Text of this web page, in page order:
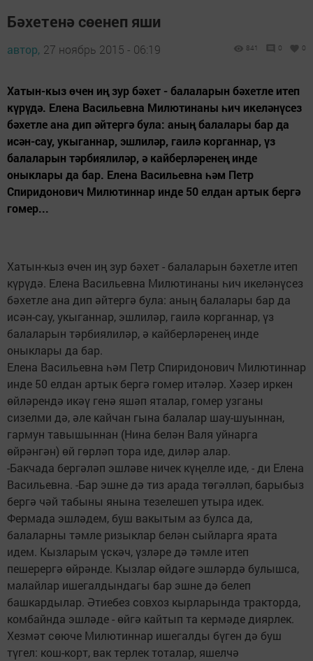
Бәхетенә сөенеп яши
автор, 27 ноябрь 2015 - 06:19 841 0 0
Хатын-кыз өчен иң зур бәхет - балаларын бәхетле итеп
күрүдә. Елена Васильевна Милютинаны һич икеләнүсез
бәхетле ана дип әйтергә була: аның балалары бар да
исән-сау, укыганнар, эшлиләр, гаилә корганнар, үз
балаларын тәрбиялиләр, ә кайберләренең инде
оныклары да бар. Елена Васильевна һәм Петр
Спиридонович Милютиннар инде 50 елдан артык бергә
гомер...
Хатын-кыз өчен иң зур бәхет - балаларын бәхетле итеп
күрүдә. Елена Васильевна Милютинаны һич икеләнүсез
бәхетле ана дип әйтергә була: аның балалары бар да
исән-сау, укыганнар, эшлиләр, гаилә корганнар, үз
балаларын тәрбиялиләр, ә кайберләренең инде
оныклары да бар.
Елена Васильевна һәм Петр Спиридонович Милютиннар
инде 50 елдан артык бергә гомер итәләр. Хәзер иркен
өйләрендә икәү генә яшәп яталар, гомер узганы
сизелми дә, әле кайчан гына балалар шау-шуыннан,
гармун тавышыннан (Нина белән Валя уйнарга
өйрәнгән) өй гөрләп тора иде, диләр алар.
-Бакчада бергәләп эшләве ничек күңелле иде, - ди Елена
Васильевна. -Бар эшне дә тиз арада төгәлләп, барыбыз
бергә чәй табыны янына тезелешеп утыра идек.
Фермада эшләдем, буш вакытым аз булса да,
балаларны тәмле ризыклар белән сыйларга ярата
идем. Кызларым үскәч, үзләре дә тәмле итеп
пешерергә өйрәнде. Кызлар өйдәге эшләрдә булышса,
малайлар ишегалдындагы бар эшне дә белеп
башкардылар. Әтиебез совхоз кырларында тракторда,
комбайнда эшләде - өйгә кайтып та кермәде диярлек.
Хезмәт сөюче Милютиннар ишегалды бүген дә буш
түгел: кош-корт, вак терлек тоталар, яшелчә